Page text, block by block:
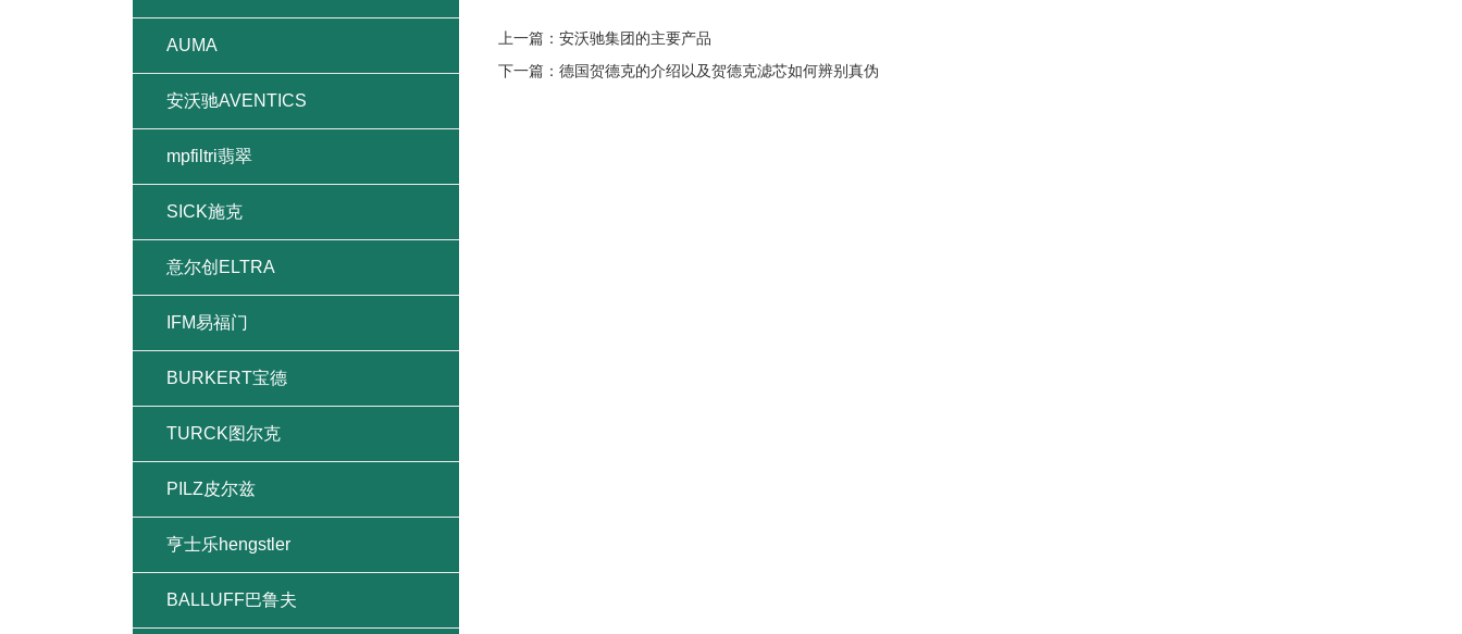
上一篇： 安沃驰集团的主要产品
下一篇： 德国贺德克的介绍以及贺德克滤芯如何辨别真伪
AUMA
安沃驰AVENTICS
mpfiltri翡翠
SICK施克
意尔创ELTRA
IFM易福门
BURKERT宝德
TURCK图尔克
PILZ皮尔兹
亨士乐hengstler
BALLUFF巴鲁夫